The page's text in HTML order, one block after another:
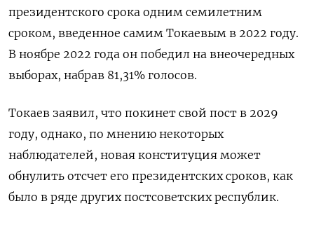
президентского срока одним семилетним
сроком, введенное самим Токаевым в 2022 году.
В ноябре 2022 года он победил на ​внеочередных
выборах, набрав 81,31% голосов.
Токаев заявил, что покинет свой пост в 2029
году, однако, по мнению некоторых
наблюдателей, новая конституция может
‌обнулить отсчет его президентских сроков, как
было в ряде других постсоветских республик.